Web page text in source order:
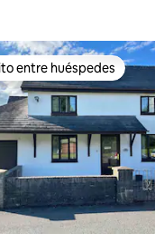
huéspedes preferido
entre huéspedes